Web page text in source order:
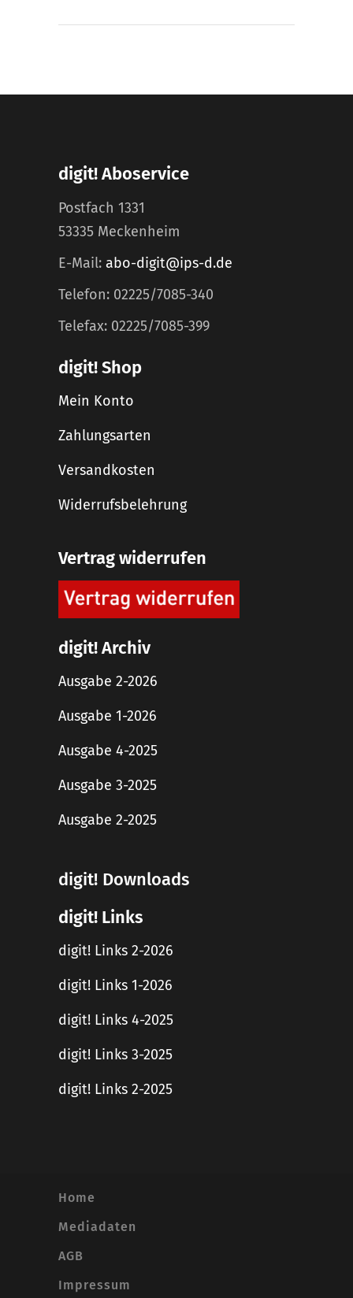
digit! Aboservice
Postfach 1331
53335 Meckenheim
E-Mail: abo-digit@ips-d.de
Telefon: 02225/7085-340
Telefax: 02225/7085-399
digit! Shop
Mein Konto
Zahlungsarten
Versandkosten
Widerrufsbelehrung
Vertrag widerrufen
digit! Archiv
Ausgabe 2-2026
Ausgabe 1-2026
Ausgabe 4-2025
Ausgabe 3-2025
Ausgabe 2-2025
digit! Downloads
digit! Links
digit! Links 2-2026
digit! Links 1-2026
digit! Links 4-2025
digit! Links 3-2025
digit! Links 2-2025
Home
Mediadaten
AGB
Impressum